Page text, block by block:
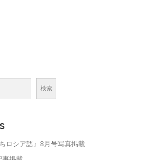
検索
ロシア語』8月号写真掲載